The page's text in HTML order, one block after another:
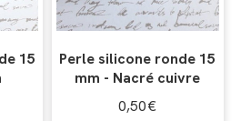
15
Perle silicone ronde 15
mm - Nacré cuivre
0,50€